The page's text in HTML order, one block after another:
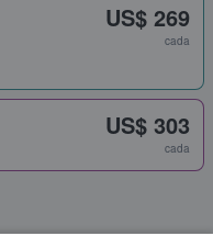
US$ 269
cada
US$ 303
cada